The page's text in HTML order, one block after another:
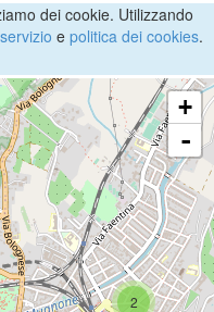
dei cookie. Utilizzando
e politica dei cookies.
2
+
-